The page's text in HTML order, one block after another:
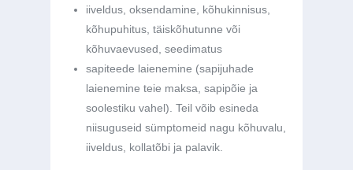
iiveldus, oksendamine, kõhukinnisus,
kõhupuhitus, täiskõhutunne või
kõhuvaevused, seedimatus
sapiteede laienemine (sapijuhade
laienemine teie maksa, sapipõie ja
soolestiku vahel). Teil võib esineda
niisuguseid sümptomeid nagu kõhuvalu,
iiveldus, kollatõbi ja palavik.